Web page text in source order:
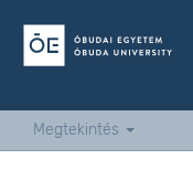
Megtekintés